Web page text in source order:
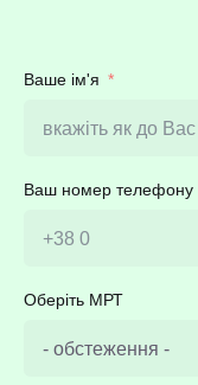
Ваше ім'я
Ваш номер телефону
Оберіть МРТ